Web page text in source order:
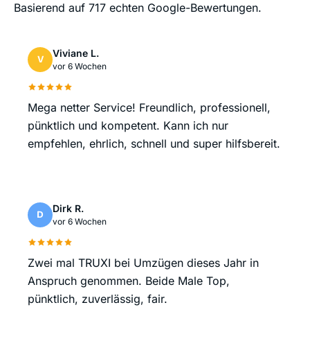
Basierend auf 717 echten Google-Bewertungen.
V
Viviane L.
vor 6 Wochen
Mega netter Service! Freundlich, professionell,
pünktlich und kompetent. Kann ich nur
empfehlen, ehrlich, schnell und super hilfsbereit.
D
Dirk R.
vor 6 Wochen
Zwei mal TRUXI bei Umzügen dieses Jahr in
Anspruch genommen. Beide Male Top,
pünktlich, zuverlässig, fair.